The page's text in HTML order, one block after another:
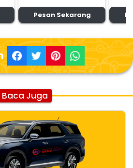
Pesan Sekarang
Baca Juga